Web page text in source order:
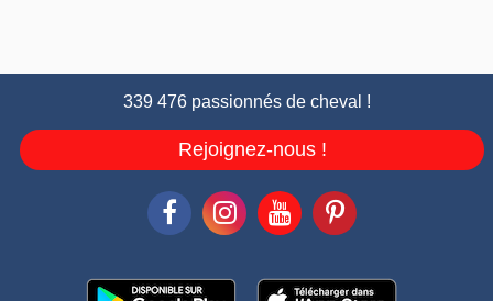
339 476 passionnés de cheval !
Rejoignez-nous !